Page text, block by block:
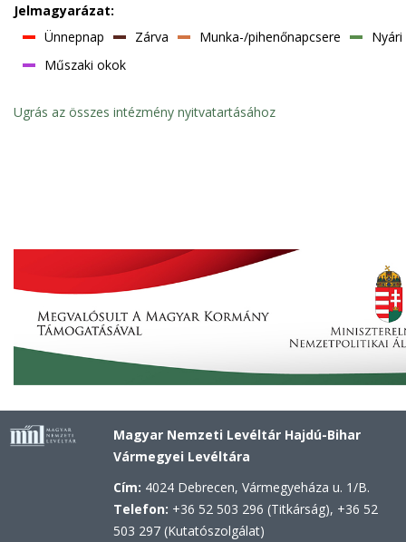
Jelmagyarázat:
Ünnepnap
Zárva Munka-/pihenőnapcsere
Műszaki okok
Ugrás az összes intézmény nyitvatartásához
Magyar Nemzeti Levéltár Hajdú-Bihar
Vármegyei Levéltára
Cím: 4024 Debrecen, Vármegyeháza u. 1/B.
Telefon: +36 52 503 296 (Titkárság), +36 52
503 297 (Kutatószolgálat)